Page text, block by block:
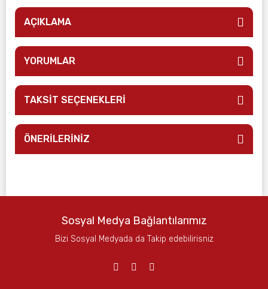
AÇIKLAMA
YORUMLAR
TAKSİT SEÇENEKLERİ
ÖNERİLERİNİZ
Sosyal Medya Bağlantılarımız
Bizi Sosyal Medyada da Takip edebilirisniz